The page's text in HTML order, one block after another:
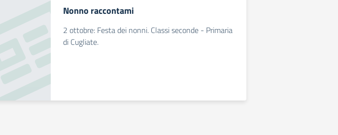
Nonno raccontami
2 ottobre: Festa dei nonni. Classi seconde - Primaria
di Cugliate.